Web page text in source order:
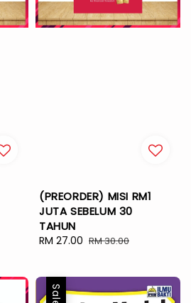
(PREORDER) MISI RM1
JUTA SEBELUM 30
TAHUN
Sale
RM 27.00 Regular
RM 30.00
Sale